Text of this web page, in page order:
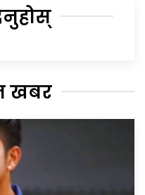
खबर